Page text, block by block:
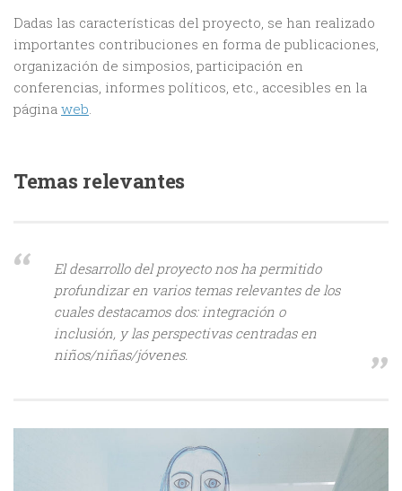
Dadas las características del proyecto, se han realizado
importantes contribuciones en forma de publicaciones,
organización de simposios, participación en
conferencias, informes políticos, etc., accesibles en la
página web.
Temas relevantes
El desarrollo del proyecto nos ha permitido
profundizar en varios temas relevantes de los
cuales destacamos dos: integración o
inclusión, y las perspectivas centradas en
niños/niñas/jóvenes.